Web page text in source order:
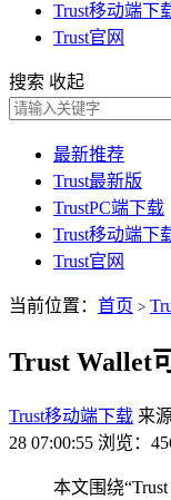
Trust移动端下
Trust官网
搜索 收起
最新推荐
Trust最新版
TrustPC端下载
Trust移动端下
Trust官网
当前位置： 首页 >
Trust Wallet
Trust移动端下载 来
28 07:00:55 浏览：
本文围绕